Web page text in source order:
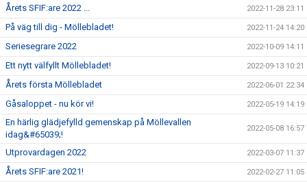
Årets SFIF:are 2022 ... 2022-11-28 23:11
På väg till dig - Möllebladet! 2022-11-24 14:20
Seriesegrare 2022 2022-10-09 14:11
Ett nytt välfyllt Möllebladet! 2022-09-13 10:21
Årets första Möllebladet 2022-06-01 22:34
Gåsaloppet - nu kör vi! 2022-05-19 14:19
En härlig glädjefylld gemenskap på Möllevallen
idag&#65039;!
2022-05-08 16:57
Utprovardagen 2022 2022-03-07 11:37
Årets SFIF:are 2021! 2022-02-27 11:05